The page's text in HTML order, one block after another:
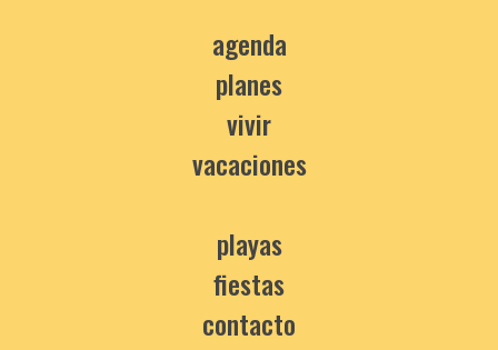
agenda
planes
vivir
vacaciones
playas
fiestas
contacto